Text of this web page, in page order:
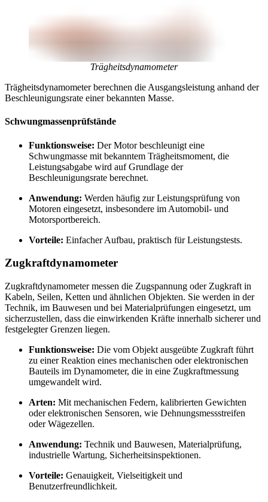
Trägheitsdynamometer
Trägheitsdynamometer berechnen die Ausgangsleistung anhand der
Beschleunigungsrate einer bekannten Masse.
Schwungmassenprüfstände
Funktionsweise: Der Motor beschleunigt eine
Schwungmasse mit bekanntem Trägheitsmoment, die
Leistungsabgabe wird auf Grundlage der
Beschleunigungsrate berechnet.
Anwendung: Werden häufig zur Leistungsprüfung von
Motoren eingesetzt, insbesondere im Automobil- und
Motorsportbereich.
Vorteile: Einfacher Aufbau, praktisch für Leistungstests.
Zugkraftdynamometer
Zugkraftdynamometer messen die Zugspannung oder Zugkraft in
Kabeln, Seilen, Ketten und ähnlichen Objekten. Sie werden in der
Technik, im Bauwesen und bei Materialprüfungen eingesetzt, um
sicherzustellen, dass die einwirkenden Kräfte innerhalb sicherer und
festgelegter Grenzen liegen.
Funktionsweise: Die vom Objekt ausgeübte Zugkraft führt
zu einer Reaktion eines mechanischen oder elektronischen
Bauteils im Dynamometer, die in eine Zugkraftmessung
umgewandelt wird.
Arten: Mit mechanischen Federn, kalibrierten Gewichten
oder elektronischen Sensoren, wie Dehnungsmessstreifen
oder Wägezellen.
Anwendung: Technik und Bauwesen, Materialprüfung,
industrielle Wartung, Sicherheitsinspektionen.
Vorteile: Genauigkeit, Vielseitigkeit und
Benutzerfreundlichkeit.